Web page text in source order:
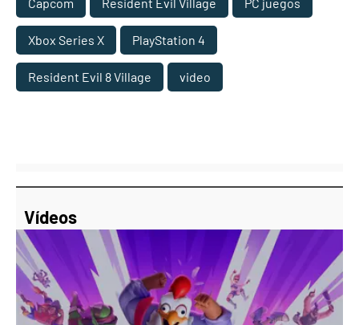
Xbox Series X PlayStation 4
Resident Evil 8 Village video
Vídeos